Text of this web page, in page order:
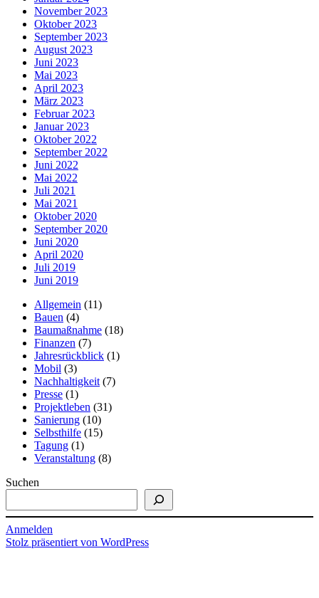
November 2023
Oktober 2023
September 2023
August 2023
Juni 2023
Mai 2023
April 2023
März 2023
Februar 2023
Januar 2023
Oktober 2022
September 2022
Juni 2022
Mai 2022
Juli 2021
Mai 2021
Oktober 2020
September 2020
Juni 2020
April 2020
Juli 2019
Juni 2019
Allgemein (11)
Bauen (4)
Baumaßnahme (18)
Finanzen (7)
Jahresrückblick (1)
Mobil (3)
Nachhaltigkeit (7)
Presse (1)
Projektleben (31)
Sanierung (10)
Selbsthilfe (15)
Tagung (1)
Veranstaltung (8)
Suchen
Anmelden
Stolz präsentiert von WordPress